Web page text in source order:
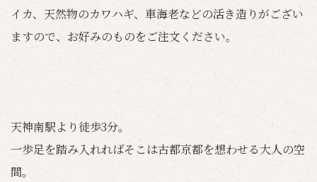
イカ、天然物のカワハギ、車海老などの活き造りがござい
ますので、お好みのものをご注文ください。
天神南駅より徒歩3分。
一歩足を踏み入れればそこは古都京都を想わせる大人の空
間。